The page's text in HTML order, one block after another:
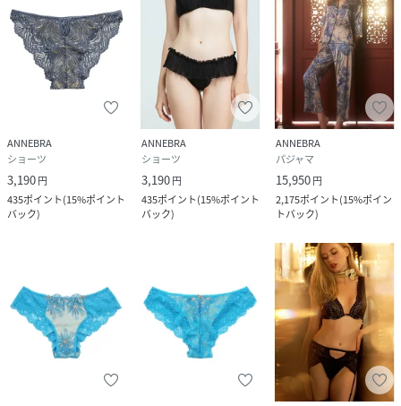
ANNEBRA
ショーツ
3,190円
435ポイント(15%ポイント
バック)
ANNEBRA
ショーツ
3,190円
435ポイント(15%ポイント
バック)
ANNEBRA
パジャマ
15,950円
2,175ポイント(15%ポイン
トバック)